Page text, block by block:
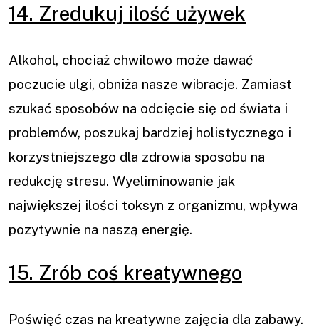
14. Zredukuj ilość używek
Alkohol, chociaż chwilowo może dawać
poczucie ulgi, obniża nasze wibracje. Zamiast
szukać sposobów na odcięcie się od świata i
problemów, poszukaj bardziej holistycznego i
korzystniejszego dla zdrowia sposobu na
redukcję stresu. Wyeliminowanie jak
największej ilości toksyn z organizmu, wpływa
pozytywnie na naszą energię.
15. Zrób coś kreatywnego
Poświęć czas na kreatywne zajęcia dla zabawy.